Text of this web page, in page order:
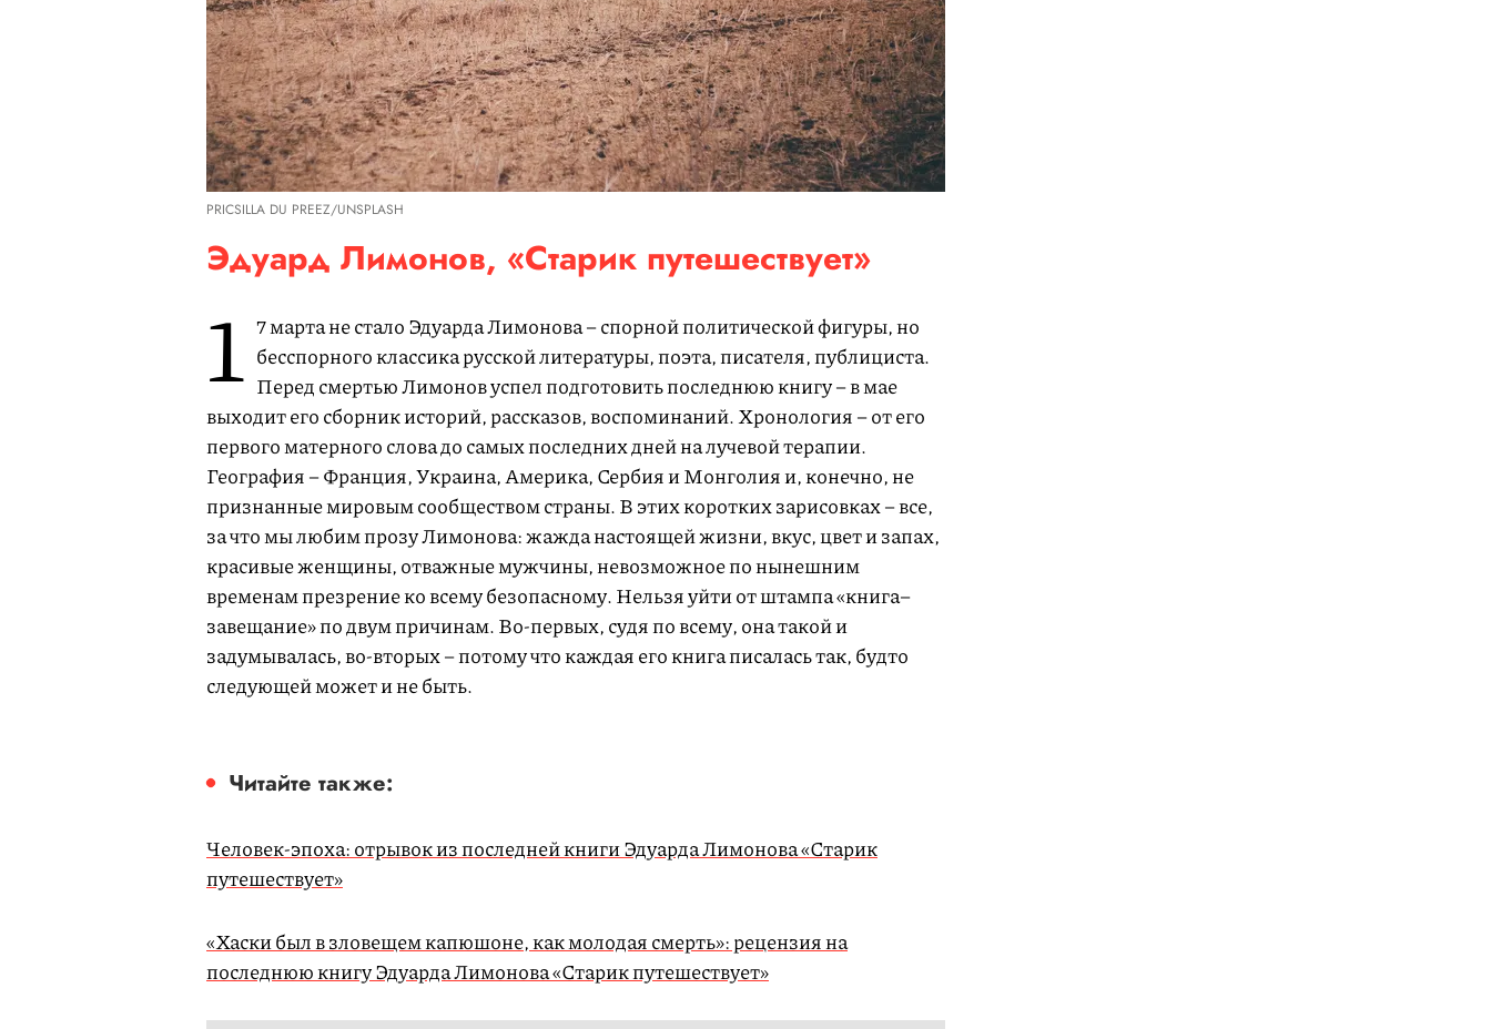
PRICSILLA DU PREEZ/UNSPLASH
Эдуард Лимонов, «Старик путешествует»
1 7 марта не стало Эдуарда Лимонова – спорной политической фигуры, но
бесспорного классика русской литературы, поэта, писателя, публициста.
Перед смертью Лимонов успел подготовить последнюю книгу – в мае
выходит его сборник историй, рассказов, воспоминаний. Хронология – от его
первого матерного слова до самых последних дней на лучевой терапии.
География – Франция, Украина, Америка, Сербия и Монголия и, конечно, не
признанные мировым сообществом страны. В этих коротких зарисовках – все,
за что мы любим прозу Лимонова: жажда настоящей жизни, вкус, цвет и запах,
красивые женщины, отважные мужчины, невозможное по нынешним
временам презрение ко всему безопасному. Нельзя уйти от штампа «книга–
завещание» по двум причинам. Во-первых, судя по всему, она такой и
задумывалась, во-вторых – потому что каждая его книга писалась так, будто
следующей может и не быть.
Читайте также:
Человек-эпоха: отрывок из последней книги Эдуарда Лимонова «Старик
путешествует»
«Хаски был в зловещем капюшоне, как молодая смерть»: рецензия на
последнюю книгу Эдуарда Лимонова «Старик путешествует»